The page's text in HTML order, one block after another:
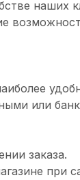
наших
или
заказа.
при